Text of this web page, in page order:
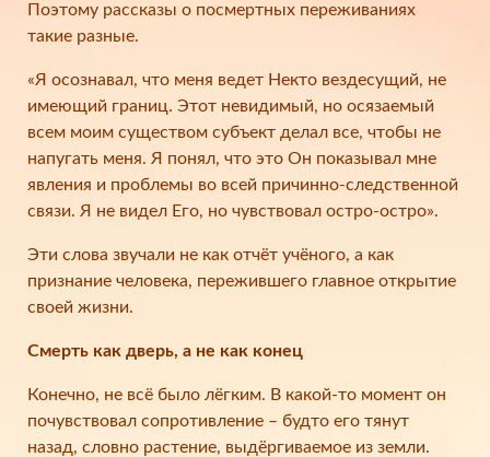
Поэтому рассказы о посмертных переживаниях
такие разные.
«Я осознавал, что меня ведет Некто вездесущий, не
имеющий границ. Этот невидимый, но осязаемый
всем моим существом субъект делал все, чтобы не
напугать меня. Я понял, что это Он показывал мне
явления и проблемы во всей причинно-следственной
связи. Я не видел Его, но чувствовал остро-остро».
Эти слова звучали не как отчёт учёного, а как
признание человека, пережившего главное открытие
своей жизни.
Смерть как дверь, а не как конец
Конечно, не всё было лёгким. В какой-то момент он
почувствовал сопротивление – будто его тянут
назад, словно растение, выдёргиваемое из земли.